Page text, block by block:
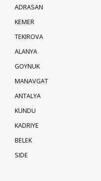
ADRASAN
KEMER
TEKIROVA
ALANYA
GOYNUK
MANAVGAT
ANTALYA
KUNDU
KADRIYE
BELEK
SIDE